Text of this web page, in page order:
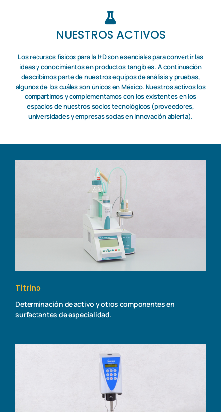
NUESTROS ACTIVOS
Los recursos físicos para la I+D son esenciales para convertir las
ideas y conocimientos en productos tangibles. A continuación
describimos parte de nuestros equipos de análisis y pruebas,
algunos de los cuáles son únicos en México. Nuestros activos los
compartimos y complementamos con los existentes en los
espacios de nuestros socios tecnológicos (proveedores,
universidades y empresas socias en innovación abierta).
Titrino
Determinación de activo y otros componentes en
surfactantes de especialidad.